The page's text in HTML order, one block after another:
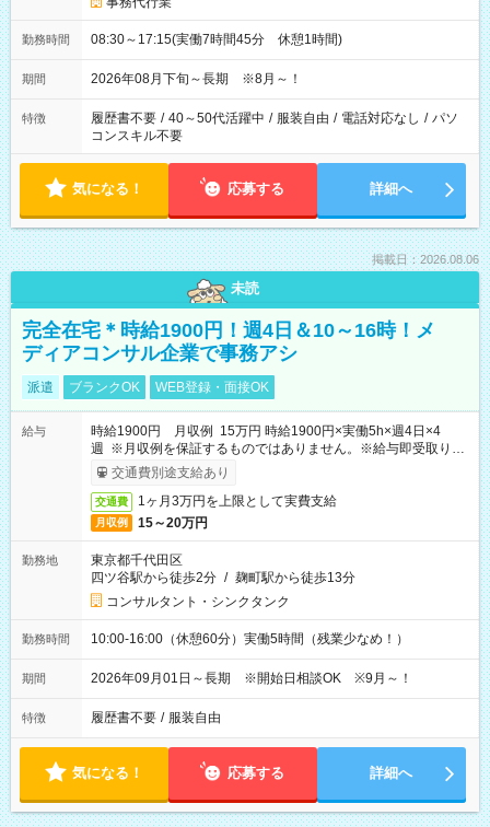
勤務時間 08:30～17:15(実働7時間45分 休憩1時間)
期間 2026年08月下旬～長期 ※8月～！
特徴 履歴書不要 / 40～50代活躍中 / 服装自由 / 電話対応なし / パソ
コンスキル不要
気になる！ 応募する 詳細へ
掲載日：2026.08.06
未読
完全在宅＊時給1900円！週4日＆10～16時！メ
ディアコンサル企業で事務アシ
派遣 ブランクOK WEB登録・面接OK
給与
時給1900円 月収例 15万円 時給1900円×実働5h×週4日×4
週 ※月収例を保証するものではありません。※給与即受取りサ
ービス利用可（利用条件有）
交通費別途支給あり
交通費 1ヶ月3万円を上限として実費支給
月収例 15～20万円
勤務地
東京都千代田区
四ツ谷駅から徒歩2分 / 麹町駅から徒歩13分
コンサルタント・シンクタンク
勤務時間 10:00-16:00（休憩60分）実働5時間（残業少なめ！）
期間 2026年09月01日～長期 ※開始日相談OK ※9月～！
特徴 履歴書不要 / 服装自由
気になる！ 応募する 詳細へ